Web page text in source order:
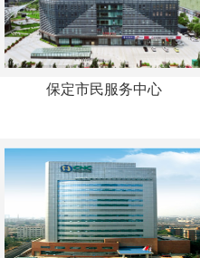
保定市民服务中心